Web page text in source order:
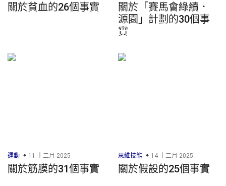
關於貧血的26個事實
關於「賽馬會綠續．
源園」計劃的30個事
實
運動 11 十二月 2025
關於筋膜的31個事實
思維技能 14 十二月 2025
關於假設的25個事實